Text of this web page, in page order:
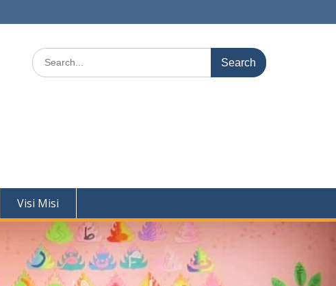
Search
for:
Visi Misi